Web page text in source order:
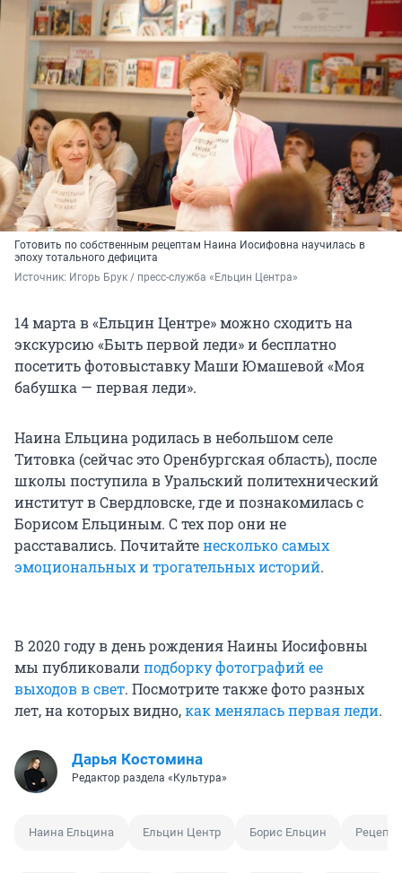
Готовить по собственным рецептам Наина Иосифовна научилась в
эпоху тотального дефицита
Источник: Игорь Брук / пресс-служба «Ельцин Центра»
14 марта в «Ельцин Центре» можно сходить на
экскурсию «Быть первой леди» и бесплатно
посетить фотовыставку Маши Юмашевой «Моя
бабушка — первая леди».
Наина Ельцина родилась в небольшом селе
Титовка (сейчас это Оренбургская область), после
школы поступила в Уральский политехнический
институт в Свердловске, где и познакомилась с
Борисом Ельциным. С тех пор они не
расставались. Почитайтенесколько самых
эмоциональных и трогательных историй.
В 2020 году в день рождения Наины Иосифовны
мы публиковалиподборку фотографий ее
выходов в свет. Посмотрите также фото разных
лет, на которых видно,как менялась первая леди.
Дарья Костомина
Редактор раздела «Культура»
Наина Ельцина Ельцин Центр Борис Ельцин Рецепт